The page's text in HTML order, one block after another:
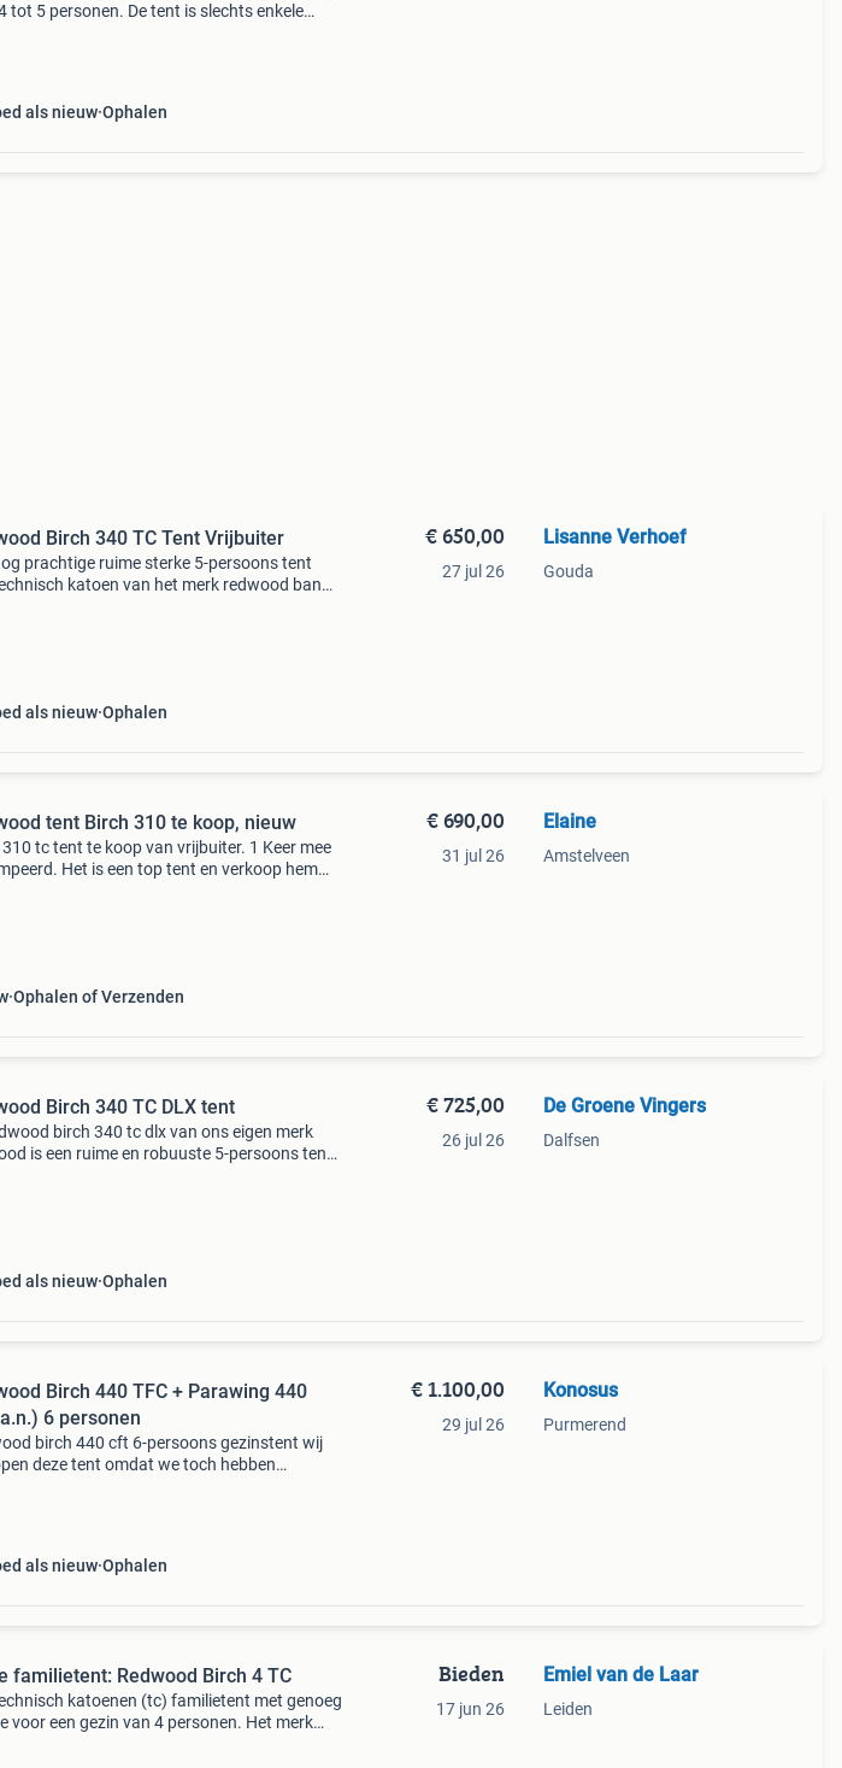
tot 5 personen. De tent is slechts enkele
als nieuw Ophalen
Birch 340 TC Tent Vrijbuiter
prachtige ruime sterke 5-persoons tent
katoen van het merk redwood ban
als nieuw Ophalen
€ 650,00
27 jul 26
Lisanne Verhoef
Gouda
tent Birch 310 te koop, nieuw
tc tent te koop van vrijbuiter. 1 Keer mee
Het is een top tent en verkoop hem
Ophalen of Verzenden
€ 690,00
31 jul 26
Elaine
Amstelveen
Birch 340 TC DLX tent
birch 340 tc dlx van ons eigen merk
is een ruime en robuuste 5-persoons tent.
als nieuw Ophalen
€ 725,00
26 jul 26
De Groene Vingers
Dalfsen
Birch 440 TFC + Parawing 440
6 personen
birch 440 cft 6-persoons gezinstent wij
deze tent omdat we toch hebben
als nieuw Ophalen
€ 1.100,00
29 jul 26
Konosus
Purmerend
familietent: Redwood Birch 4 TC
katoenen (tc) familietent met genoeg
voor een gezin van 4 personen. Het merk
Bieden
17 jun 26
Emiel van de Laar
Leiden